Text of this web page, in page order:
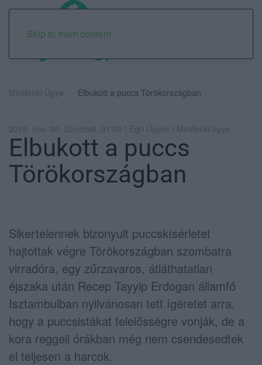
Skip to main content
Mindenki Ügye Elbukott a puccs Törökországban
2019. nov. 30. Szombat, 01:00 | Egri Ügyek | Mindenki ügye
Elbukott a puccs
Törökországban
Sikertelennek bizonyult puccskísérletet
hajtottak végre Törökországban szombatra
virradóra, egy zűrzavaros, átláthatatlan
éjszaka után Recep Tayyip Erdogan államfő
Isztambulban nyilvánosan tett ígéretet arra,
hogy a puccsistákat felelősségre vonják, de a
kora reggeli órákban még nem csendesedtek
el teljesen a harcok.